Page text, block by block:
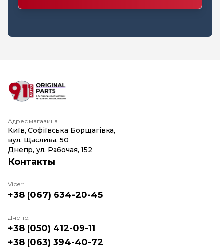
Адрес магазина
Київ, Софіївська Борщагівка,
вул. Щаслива, 50
Днепр, ул. Рабочая, 152
Контакты
Viber:
+38 (067) 634-20-45
Днепр:
+38 (050) 412-09-11
+38 (063) 394-40-72